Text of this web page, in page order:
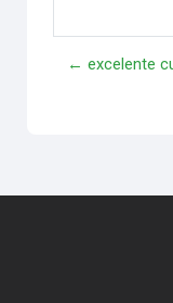
← excelente